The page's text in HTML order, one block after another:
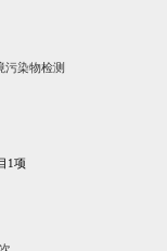
污染物检测
1项